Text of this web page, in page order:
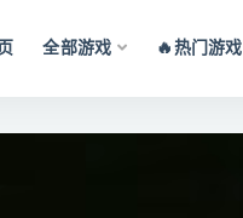
全部游戏 🔥热门游戏